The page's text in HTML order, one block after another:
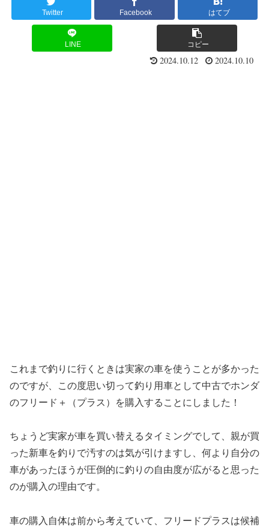
Twitter Facebook はてブ
LINE コピー
2024.10.12 2024.10.10
これまで釣りに行くときは実家の車を使うことが多かった
のですが、この度思い切って釣り用車として中古でホンダ
のフリード＋（プラス）を購入することにしました！
ちょうど実家が車を買い替えるタイミングでして、親が買
った新車を釣りで汚すのは気が引けますし、何より自分の
車があったほうが圧倒的に釣りの自由度が広がると思った
のが購入の理由です。
車の購入自体は前から考えていて、フリードプラスは候補